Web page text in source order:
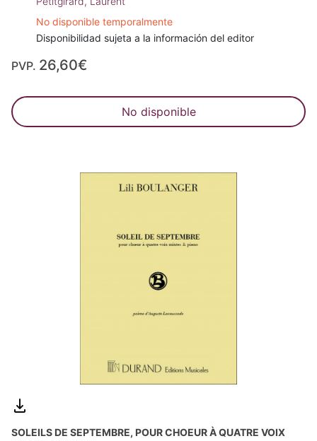
No disponible temporalmente
Disponibilidad sujeta a la información del editor
PVP. 26,60€
No disponible
SOLEILS DE SEPTEMBRE, POUR CHOEUR À QUATRE VOIX